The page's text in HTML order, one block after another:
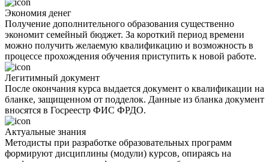
Экономия денег
Получение дополнительного образования существенно
экономит семейный бюджет. За короткий период времени
можно получить желаемую квалификацию и возможность в
процессе прохождения обучения приступить к новой работе.
Легитимный документ
После окончания курса выдается документ о квалификации на
бланке, защищенном от подделок. Данные из бланка документ
вносятся в Госреестр ФИС ФРДО.
Актуальные знания
Методисты при разработке образовательных программ
формируют дисциплины (модули) курсов, опираясь на